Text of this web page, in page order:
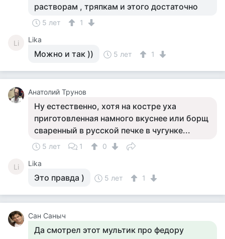
растворам , тряпкам и этого достаточно
5 лет 1
Li Lika
Можно и так )) 5 лет 1
Анатолий Трунов
Ну естественно, хотя на костре уха
приготовленная намного вкуснее или борщ
сваренный в русской печке в чугунке...
5 лет 1 0
Li Lika
Это правда ) 5 лет 1
Сан Саныч
Да смотрел этот мультик про федору